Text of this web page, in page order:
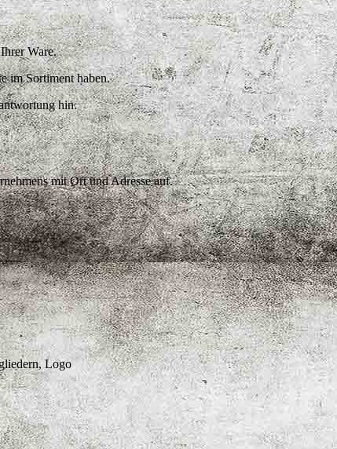
Ihrer Ware.
im Sortiment haben.
hin.
mit Ort und Adresse auf.
Logo